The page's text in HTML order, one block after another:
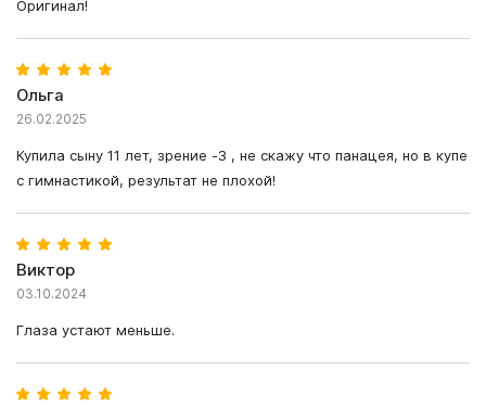
Оригинал!
Ольга
26.02.2025
Купила сыну 11 лет, зрение -3 , не скажу что панацея, но в купе
с гимнастикой, результат не плохой!
Виктор
03.10.2024
Глаза устают меньше.